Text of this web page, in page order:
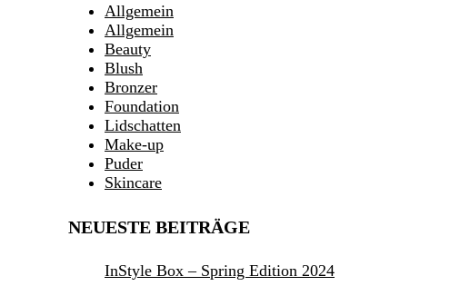
Allgemein
Allgemein
Beauty
Blush
Bronzer
Foundation
Lidschatten
Make-up
Puder
Skincare
NEUESTE BEITRÄGE
InStyle Box – Spring Edition 2024